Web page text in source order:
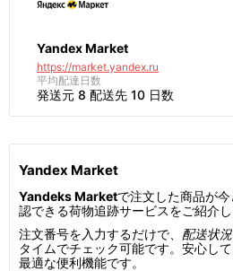
Yandex Market
https://market.yandex.ru
平均配達日数
発送元 8 配送先 10 日数
Yandex Market
Yandeks Marketで注文した商品が
認できる荷物追跡サービスをご紹介し
注文番号を入力するだけで、 配送状
タイムでチェック可能です。安心し
最適な便利機能です。